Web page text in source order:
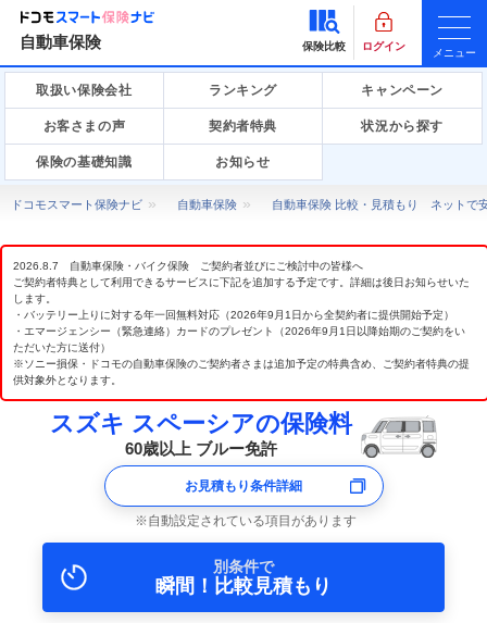
自動車保険 保険比較 ログイン
メニュー
取扱い保険会社 ランキング キャンペーン
お客さまの声 契約者特典 状況から探す
保険の基礎知識 お知らせ
ドコモスマート保険ナビ 自動車保険 自動車保険 比較・見積もり ネットで
2026.8.7 自動車保険・バイク保険 ご契約者並びにご検討中の皆様へ
ご契約者特典として利用できるサービスに下記を追加する予定です。詳細は後日お知らせいた
します。
・バッテリー上りに対する年一回無料対応（2026年9月1日から全契約者に提供開始予定）
・エマージェンシー（緊急連絡）カードのプレゼント（2026年9月1日以降始期のご契約をい
ただいた方に送付）
※ソニー損保・ドコモの自動車保険のご契約者さまは追加予定の特典含め、ご契約者特典の提
供対象外となります。
スズキ スペーシアの保険料
60歳以上 ブルー免許
お見積もり条件詳細
自動設定されている項目があります
別条件で
瞬間！比較見積もり